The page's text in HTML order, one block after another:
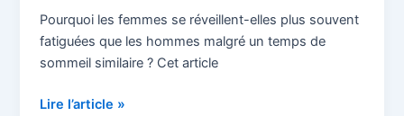
Pourquoi les femmes se réveillent-elles plus souvent
fatiguées que les hommes malgré un temps de
sommeil similaire ? Cet article
Lire l’article »